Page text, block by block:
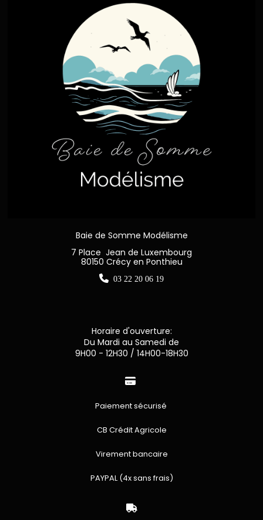
Baie de Somme Modélisme
7 Place Jean de Luxembourg
80150 Crécy en Ponthieu
 03 22 20 06 19
Horaire d'ouverture:
Du Mardi au Samedi de
9H00 - 12H30 / 14H00-18H30

Paiement sécurisé
CB Crédit Agricole
Virement bancaire
PAYPAL (4x sans frais)
